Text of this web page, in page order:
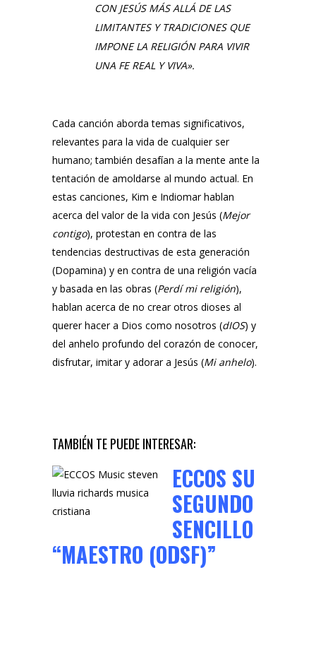
CON JESÚS MÁS ALLÁ DE LAS
LIMITANTES Y TRADICIONES QUE
IMPONE LA RELIGIÓN PARA VIVIR
UNA FE REAL Y VIVA».
Cada canción aborda temas significativos,
relevantes para la vida de cualquier ser
humano; también desafían a la mente ante la
tentación de amoldarse al mundo actual. En
estas canciones, Kim e Indiomarhablan
acerca del valor de la vida con Jesús (Mejor
contigo), protestan en contra de las
tendencias destructivas de esta generación
(Dopamina) y en contra de una religión vacía
y basada en las obras (Perdí mi religión),
hablan acerca de no crear otros dioses al
querer hacer a Dios como nosotros (dIOS) y
del anhelo profundo del corazón de conocer,
disfrutar, imitar y adorar a Jesús (Mi anhelo).
TAMBIÉN TE PUEDE INTERESAR:
ECCOS SU
SEGUNDO
SENCILLO
“MAESTRO (ODSF)”